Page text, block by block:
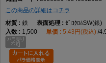
この商品の詳細はコチラ
鉄
ｾﾞﾛｸﾛﾑSW(銀)
1,500
5.43円(税込)